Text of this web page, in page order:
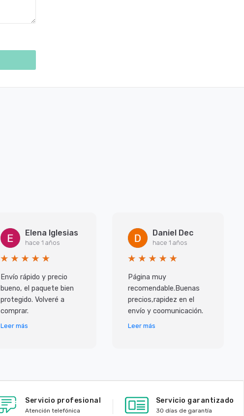
Elena Iglesias
hace 1 años
Envío rápido y precio
bueno, el paquete bien
protegido. Volveré a
comprar.
Leer más
Daniel Dec
hace 1 años
Página muy
recomendable.Buenas
precios,rapidez en el
envío y coomunicación.
Leer más
Servicio profesional
Atención telefónica
Servicio garantizado
30 días de garantía